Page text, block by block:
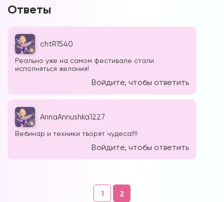
Ответы
chtR1540
Реально уже на самом фестивале стали
исполняться желания!
Войдите, чтобы ответить
AnnaAnnushka1227
Вебинар и техники творят чудеса!!!!
Войдите, чтобы ответить
1 2